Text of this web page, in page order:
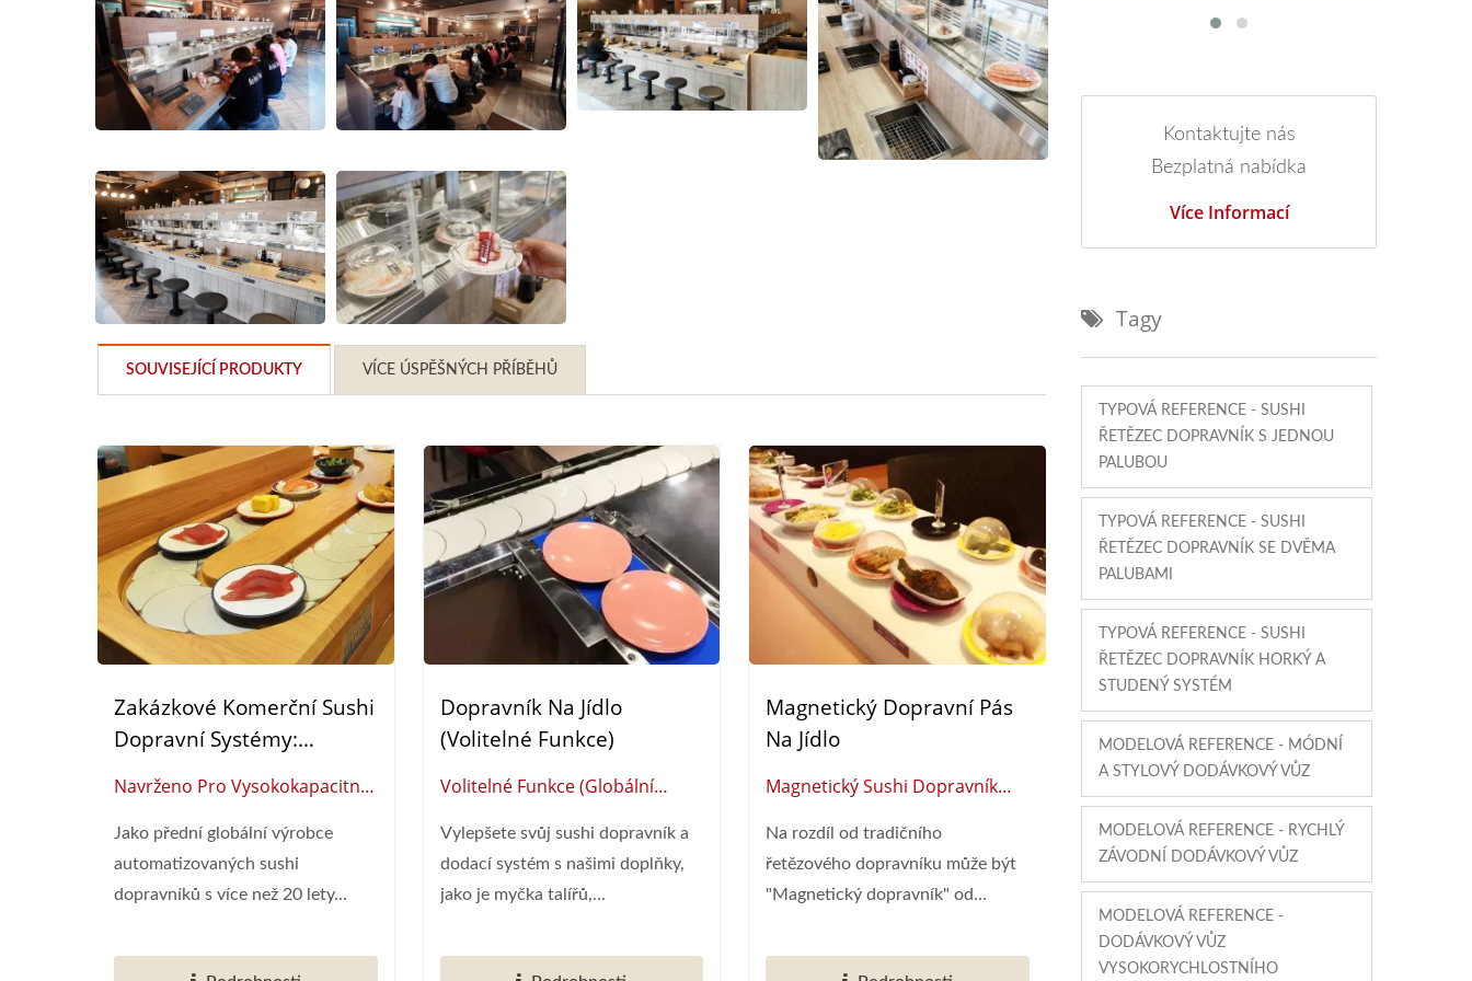
SOUVISEJÍCÍ PRODUKTY VÍCE ÚSPĚŠNÝCH PŘÍBĚHŮ
Zakázkové Komerční Sushi
Dopravní Systémy:
Pro Dodávku Jídla
Navrženo Pro Vysokokapacitní
Automatizované Sushi
Dopravní Systémy
Jako přední globální výrobce
automatizovaných sushi
dopravníků s více než 20 lety...
Dopravník Na Jídlo
(volitelné Funkce)
Volitelné Funkce (Globální
Restaurací)
Vylepšete svůj sushi dopravník a
dodací systém s našimi doplňky,
jako je myčka talířů,...
Magnetický Dopravní Pás
Na Jídlo
Magnetický Sushi Dopravník
Na rozdíl od tradičního
řetězového dopravníku může být
"Magnetický dopravník" od
Kontaktujte nás
Bezplatná nabídka
Více Informací
Tagy
TYPOVÁ REFERENCE - SUSHI
ŘETĚZEC DOPRAVNÍK S JEDNOU
PALUBOU
TYPOVÁ REFERENCE - SUSHI
ŘETĚZEC DOPRAVNÍK SE DVĚMA
PALUBAMI
TYPOVÁ REFERENCE - SUSHI
ŘETĚZEC DOPRAVNÍK HORKÝ A
STUDENÝ SYSTÉM
MODELOVÁ REFERENCE - MÓDNÍ
A STYLOVÝ DODÁVKOVÝ VŮZ
MODELOVÁ REFERENCE - RYCHLÝ
ZÁVODNÍ DODÁVKOVÝ VŮZ
MODELOVÁ REFERENCE -
DODÁVKOVÝ VŮZ
VYSOKORYCHLOSTNÍHO